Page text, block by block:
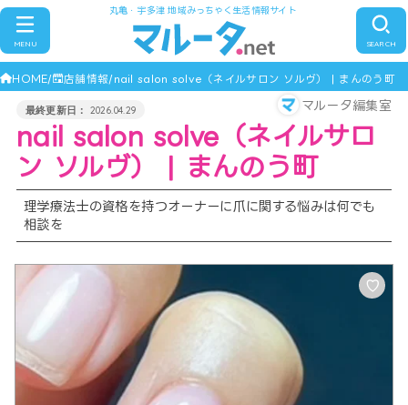
丸亀・宇多津 地域みっちゃく生活情報サイト
SEARCH
MENU
HOME 店舗情報 nail salon solve（ネイルサロン ソルヴ） | まんのう町
2026.04.29 マルータ編集室
nail salon solve（ネイルサロ
ン ソルヴ） | まんのう町
理学療法士の資格を持つオーナーに爪に関する悩みは何でも
相談を
♡